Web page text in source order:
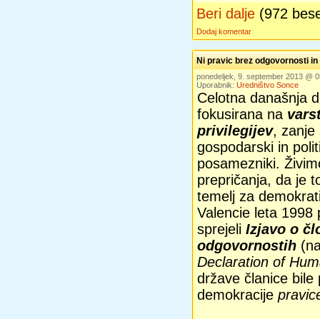
Beri dalje (972
Dodaj komentar
Ni pravic brez odgovornosti in
ponedeljek, 9. september 2013 @
Uporabnik: Uredništvo Sonce
Celotna današnja
fokusirana na
privilegijev, zanje
gospodarski in
posamezniki.
prepričanja, da je
temelj za
Valencie leta 1998
sprejeli Izjavo o
odgovornostih
Declaration of
države članice
demokracije